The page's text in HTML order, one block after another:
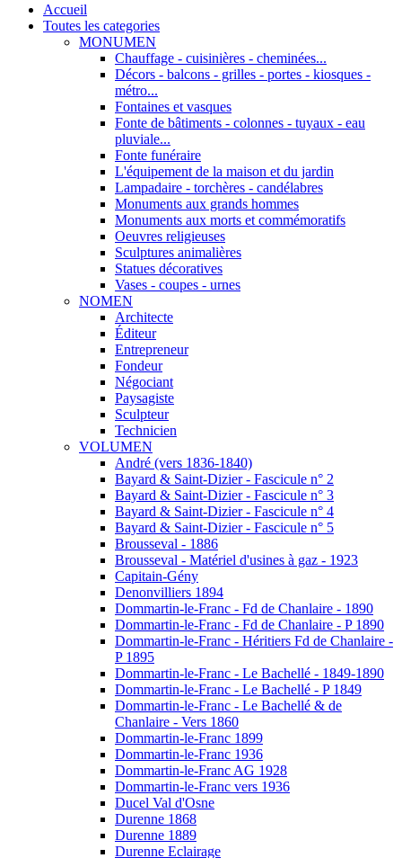
Accueil
Toutes les categories
MONUMEN
Chauffage - cuisinières - cheminées...
Décors - balcons - grilles - portes - kiosques -
métro...
Fontaines et vasques
Fonte de bâtiments - colonnes - tuyaux - eau
pluviale...
Fonte funéraire
L'équipement de la maison et du jardin
Lampadaire - torchères - candélabres
Monuments aux grands hommes
Monuments aux morts et commémoratifs
Oeuvres religieuses
Sculptures animalières
Statues décoratives
Vases - coupes - urnes
NOMEN
Architecte
Éditeur
Entrepreneur
Fondeur
Négociant
Paysagiste
Sculpteur
Technicien
VOLUMEN
André (vers 1836-1840)
Bayard & Saint-Dizier - Fascicule n° 2
Bayard & Saint-Dizier - Fascicule n° 3
Bayard & Saint-Dizier - Fascicule n° 4
Bayard & Saint-Dizier - Fascicule n° 5
Brousseval - 1886
Brousseval - Matériel d'usines à gaz - 1923
Capitain-Gény
Denonvilliers 1894
Dommartin-le-Franc - Fd de Chanlaire - 1890
Dommartin-le-Franc - Fd de Chanlaire - P 1890
Dommartin-le-Franc - Héritiers Fd de Chanlaire -
P 1895
Dommartin-le-Franc - Le Bachellé - 1849-1890
Dommartin-le-Franc - Le Bachellé - P 1849
Dommartin-le-Franc - Le Bachellé & de
Chanlaire - Vers 1860
Dommartin-le-Franc 1899
Dommartin-le-Franc 1936
Dommartin-le-Franc AG 1928
Dommartin-le-Franc vers 1936
Ducel Val d'Osne
Durenne 1868
Durenne 1889
Durenne Eclairage